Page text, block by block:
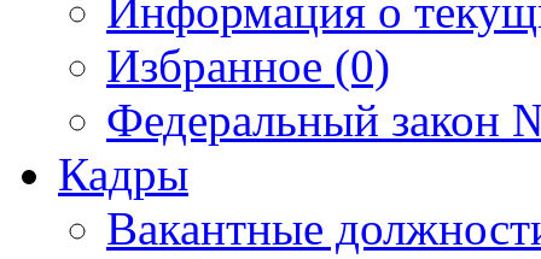
Информация о
Избранное (0)
Федеральный закон
Кадры
Вакантные